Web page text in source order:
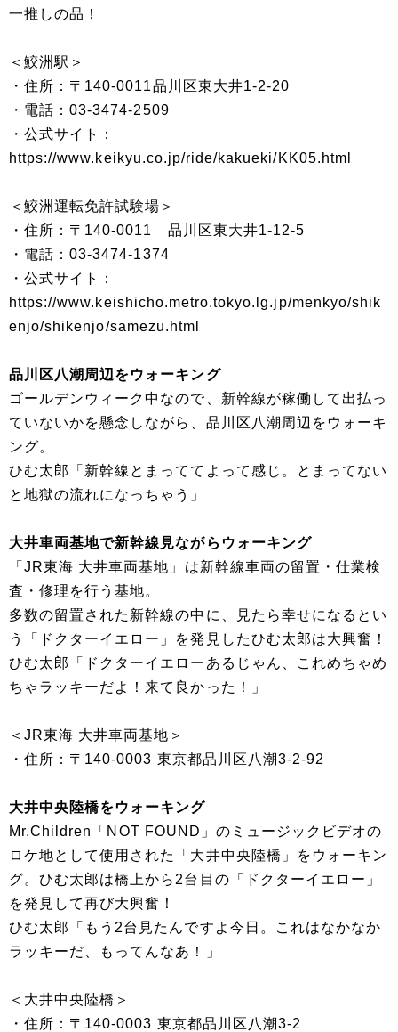
一推しの品！
＜鮫洲駅＞
・住所：〒140-0011品川区東大井1-2-20
・電話：03-3474-2509
・公式サイト：
https://www.keikyu.co.jp/ride/kakueki/KK05.html
＜鮫洲運転免許試験場＞
・住所：〒140-0011 品川区東大井1-12-5
・電話：03-3474-1374
・公式サイト：
https://www.keishicho.metro.tokyo.lg.jp/menkyo/shik
enjo/shikenjo/samezu.html
品川区八潮周辺をウォーキング
ゴールデンウィーク中なので、新幹線が稼働して出払っ
ていないかを懸念しながら、品川区八潮周辺をウォーキ
ング。
ひむ太郎「新幹線とまっててよって感じ。とまってない
と地獄の流れになっちゃう」
大井車両基地で新幹線見ながらウォーキング
「JR東海 大井車両基地」は新幹線車両の留置・仕業検
査・修理を行う基地。
多数の留置された新幹線の中に、見たら幸せになるとい
う「ドクターイエロー」を発見したひむ太郎は大興奮！
ひむ太郎「ドクターイエローあるじゃん、これめちゃめ
ちゃラッキーだよ！来て良かった！」
＜JR東海 大井車両基地＞
・住所：〒140-0003 東京都品川区八潮3-2-92
大井中央陸橋をウォーキング
Mr.Children「NOT FOUND」のミュージックビデオの
ロケ地として使用された「大井中央陸橋」をウォーキン
グ。ひむ太郎は橋上から2台目の「ドクターイエロー」
を発見して再び大興奮！
ひむ太郎「もう2台見たんですよ今日。これはなかなか
ラッキーだ、もってんなあ！」
＜大井中央陸橋＞
・住所：〒140-0003 東京都品川区八潮3-2